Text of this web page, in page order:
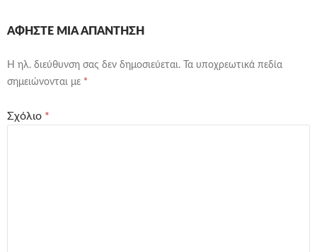
ΑΦΉΣΤΕ ΜΙΑ ΑΠΆΝΤΗΣΗ
Η ηλ. διεύθυνση σας δεν δημοσιεύεται.
Τα υποχρεωτικά πεδία
σημειώνονται με *
Σχόλιο *